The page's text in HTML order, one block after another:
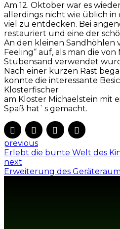
Am 12. Oktober war es
allerdings nicht wie üblich in
viel zu entdecken. Bei
restauriert und eine der
An den kleinen Sandhöhlen
Feeling“ auf, als man die
Stubensand verwendet
Nach einer kurzen Rast
konnte die interessante
Klosterfischer
am Kloster Michaelstein mit
Spaß hat`s gemacht.
previous
Erlebt die bunte Welt des
next
Erweiterung des